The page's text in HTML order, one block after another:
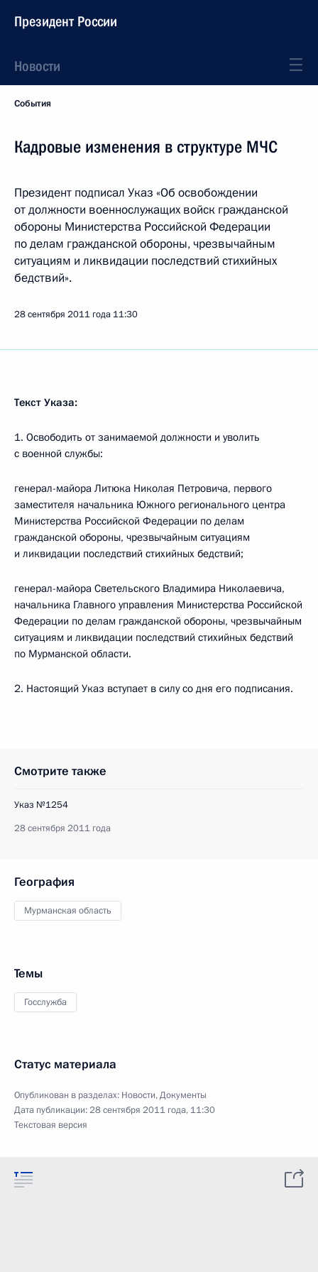
Президент России
Новости
События
Кадровые изменения в структуре МЧС
Президент подписал Указ «Об освобождении
от должности военнослужащих войск гражданской
обороны Министерства Российской Федерации
по делам гражданской обороны, чрезвычайным
ситуациям и ликвидации последствий стихийных
бедствий».
28 сентября 2011 года 11:30
Текст Указа:
1. Освободить от занимаемой должности и уволить
с военной службы:
генерал-майора Литюка Николая Петровича, первого
заместителя начальника Южного регионального центра
Министерства Российской Федерации по делам
гражданской обороны, чрезвычайным ситуациям
и ликвидации последствий стихийных бедствий;
генерал-майора Светельского Владимира Николаевича,
начальника Главного управления Министерства Российской
Федерации по делам гражданской обороны, чрезвычайным
ситуациям и ликвидации последствий стихийных бедствий
по Мурманской области.
2. Настоящий Указ вступает в силу со дня его подписания.
Смотрите также
Указ №1254
28 сентября 2011 года
География
Мурманская область
Темы
Госслужба
Статус материала
Опубликован в разделах: Новости,Документы
Дата публикации:28 сентября 2011 года, 11:30
Текстовая версия